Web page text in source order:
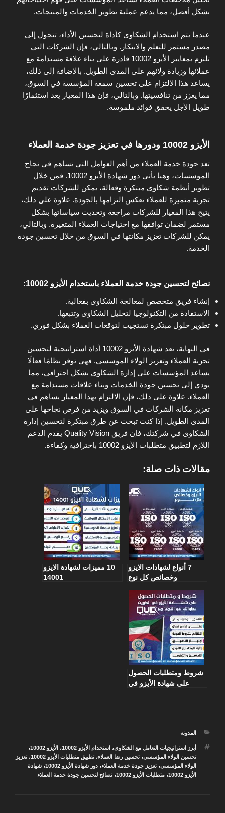
بشكل أفضل، مما يدعم عملية تطوير الخدمات والمنتجات.
عندما يتم استخدام الشكاوى كأداة لتحسين الأداء، تتحول إلى
مصدر مستمر للتعلم والابتكار. وبالتالي، فإن الشركات التي
تلتزم بمعايير الأيزو 10002 قادرة على بناء علاقة مستدامة مع
عملائها وزيادة ولائهم على المدى الطويل. بالإضافة إلى ذلك،
يساعد هذا الالتزام على تحسين سمعة المؤسسة في السوق،
مما يعزز من تنافسيتها. وبالتالي، فإن هذا المعيار يعد استثمارًا
طويل الأجل يحقق فوائد ملموسة.
الأيزو 10002 ودورها في تعزيز جودة خدمة العملاء
تعد جودة خدمة العملاء من أهم العوامل التي تساهم في نجاح
المؤسسات، وهنا يأتي دور شهادة الأيزو 10002. فمن خلال
تطوير أنظمة شكاوى مبتكرة وفعالة، يمكن للشركات تقديم
تجربة متميزة للعملاء تعكس التزامها بالجودة. علاوة على ذلك،
يتيح هذا المعيار للشركات مراجعة وتحديث سياساتها بشكل
مستمر لضمان توافقها مع احتياجات العملاء المتغيرة. وبالتالي،
يمكن للشركات تعزيز مكانتها في السوق من خلال تحسين جودة
الخدمة.
نصائح لتحسين جودة خدمة العملاء باستخدام الأيزو 10002:
إنشاء فريق متخصص لمعالجة الشكاوى بفعالية.
الاستفادة من التكنولوجيا لتحليل الشكاوى وتتبعها.
تطوير حلول مبتكرة تستجيب لتوقعات العملاء بشكل فوري.
في النهاية، تعد شهادة الأيزو 10002 أداة استراتيجية لتحسين
تجربة العملاء وتعزيز الولاء المؤسسي. فهي توفر نظامًا فعالًا
يساعد المؤسسات على إدارة الشكاوى بشكل احترافي، مما
يؤدي إلى تحسين جودة الخدمات وبناء علاقات مستدامة مع
العملاء. علاوة على ذلك، فإن الالتزام بهذا المعيار يساهم في
تعزيز مكانة الشركات في السوق ويزيد من فرص نجاحها على
المدى الطويل. إذا كنت تبحث عن طرق مبتكرة لتحسين إدارة
الشكاوى في شركتك، فإن فريق Quality Vision يقدم الدعم
اللازم لتطبيق متطلبات الأيزو 10002 باحترافية وكفاءة.
مقالات ذات صلة:
7 أنواع لشهادات الايزو
وخصائص كل نوع
10 مميزات لشهادة الايزو
14001
شروط ومتطلبات الحصول
على شهادة الأيزو في
التصنيفات
المدونه
الوسوم
أبرز استراتيجيات التعامل مع الشكاوى، استخدام الأيزو 10002 ، الأيزو 10002
،
تحسين الولاء المؤسسي،تحسين رضا العملاء،تطبيق متطلبات الأيزو 10002 ،تعزيز
الولاء المؤسسي،تعزيز جودة خدمة العملاء،دور شهادة الأيزو 10002 ،شهادة
الأيزو 10002
،متطلبات الأيزو 10002 ،نصائح لتحسين جودة خدمة العملاء